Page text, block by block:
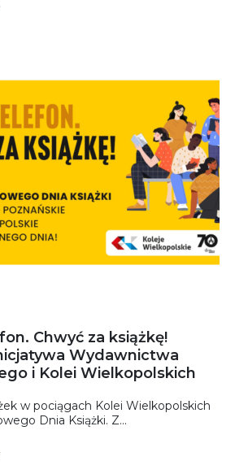
Chwyć za książkę!
Wydawnictwa
i Kolei Wielkopolskich
w pociągach Kolei Wielkopolskich
Dnia Książki. Z...